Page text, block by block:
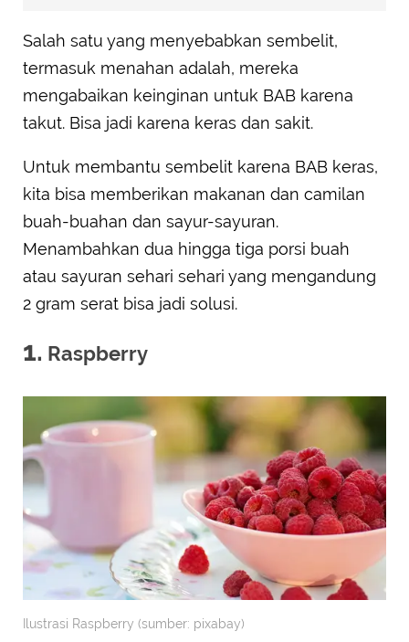
Salah satu yang menyebabkan sembelit,
termasuk menahan adalah, mereka
mengabaikan keinginan untuk BAB karena
takut. Bisa jadi karena keras dan sakit.
Untuk membantu sembelit karena BAB keras,
kita bisa memberikan makanan dan camilan
buah-buahan dan sayur-sayuran.
Menambahkan dua hingga tiga porsi buah
atau sayuran sehari sehari yang mengandung
2 gram serat bisa jadi solusi.
1. Raspberry
Ilustrasi Raspberry (sumber: pixabay)